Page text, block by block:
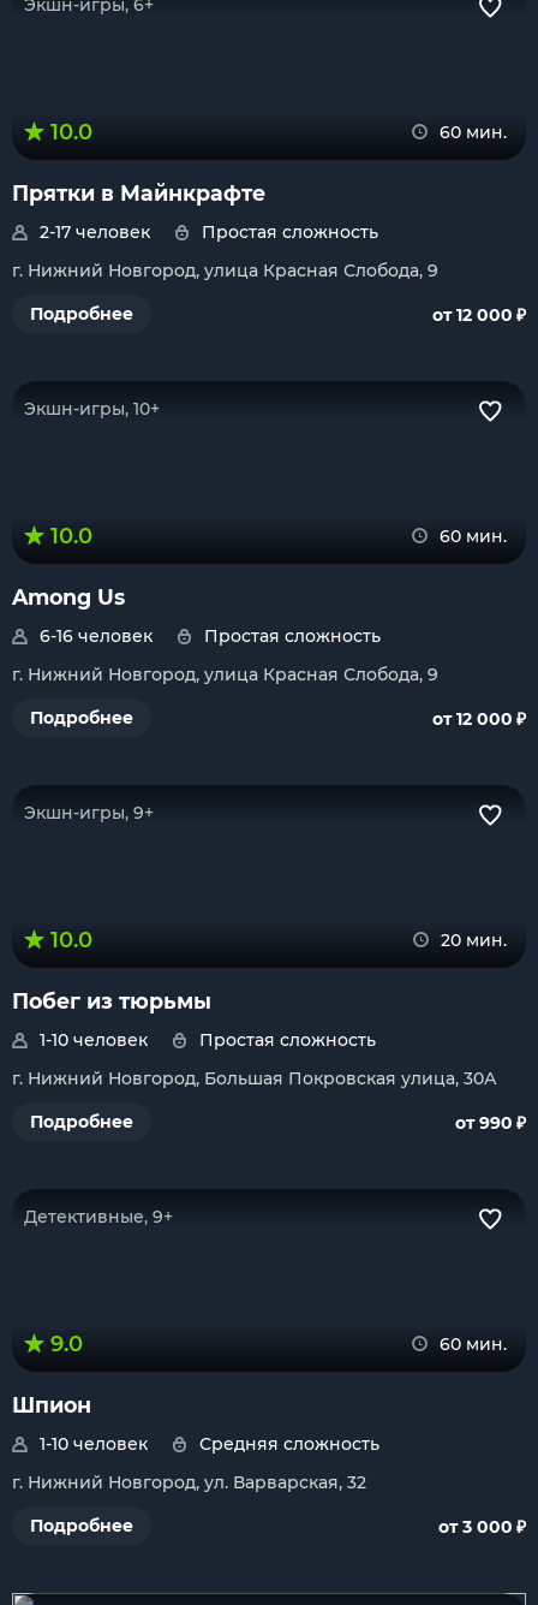
Экшн-игры, 6+
10.0 60 мин.
Прятки в Майнкрафте
2-17 человек
Простая сложность
г. Нижний Новгород, улица Красная Слобода, 9
Подробнее
от 12 000 ₽
Экшн-игры, 10+
10.0 60 мин.
Among Us
6-16 человек
Простая сложность
г. Нижний Новгород, улица Красная Слобода, 9
Подробнее
от 12 000 ₽
Экшн-игры, 9+
10.0 20 мин.
Побег из тюрьмы
1-10 человек
Простая сложность
г. Нижний Новгород, Большая Покровская улица, 30А
Подробнее
от 990 ₽
Детективные, 9+
9.0 60 мин.
Шпион
1-10 человек
Средняя сложность
г. Нижний Новгород, ул. Варварская, 32
Подробнее
от 3 000 ₽